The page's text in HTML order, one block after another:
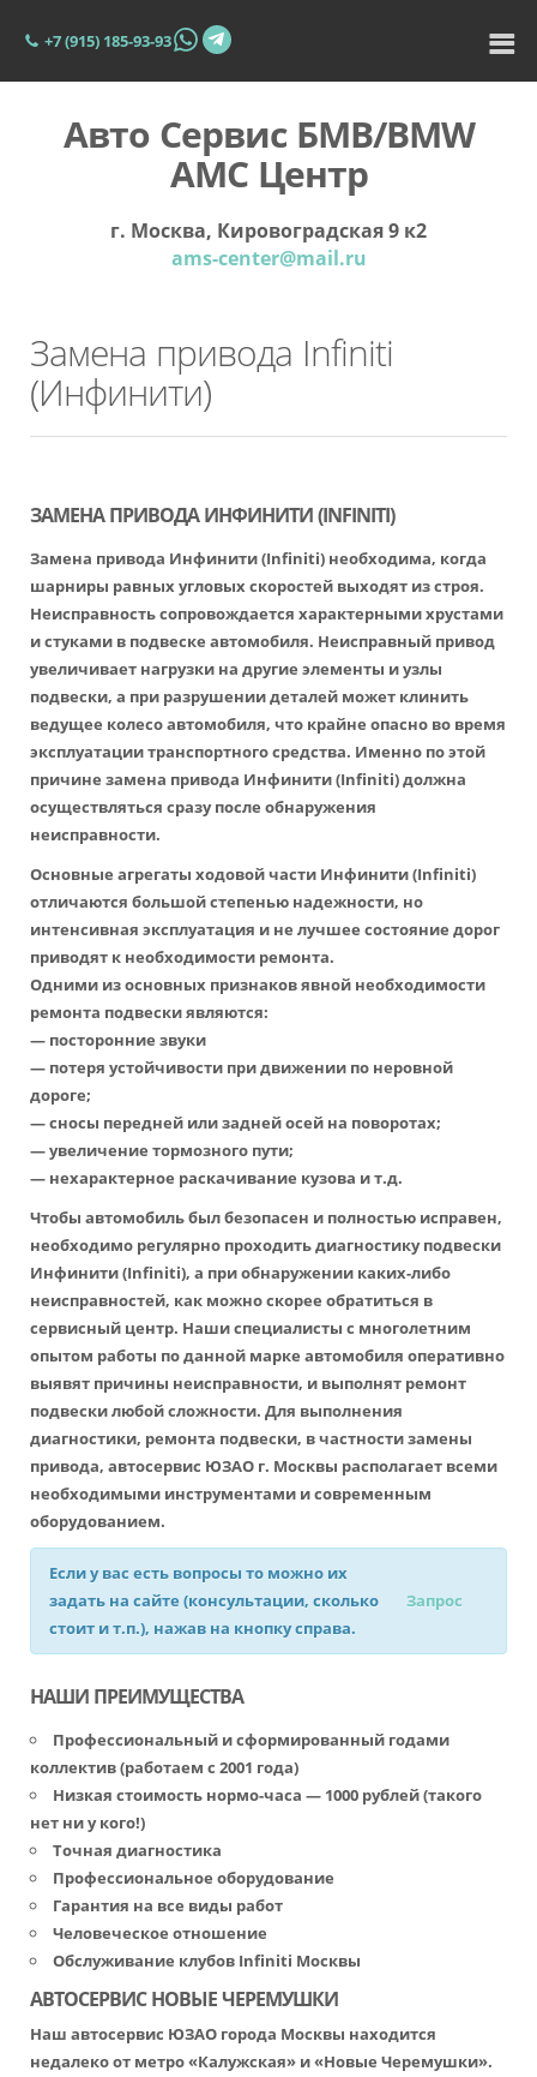
+7 (915) 185-93-93
Авто Сервис БМВ/BMW
АМС Центр
г. Москва, Кировоградская 9 к2
ams-center@mail.ru
Замена привода Infiniti
(Инфинити)
ЗАМЕНА ПРИВОДА ИНФИНИТИ (INFINITI)
Замена привода Инфинити(Infiniti) необходима, когда
шарниры равных угловых скоростей выходят из строя.
Неисправность сопровождается характерными хрустами
и стуками в подвеске автомобиля. Неисправный привод
увеличивает нагрузки на другие элементы и узлы
подвески, а при разрушении деталей может клинить
ведущее колесо автомобиля, что крайне опасно во время
эксплуатации транспортного средства. Именно по этой
причине замена привода Инфинити(Infiniti) должна
осуществляться сразу после обнаружения
неисправности.
Основные агрегаты ходовой части Инфинити (Infiniti)
отличаются большой степенью надежности, но
интенсивная эксплуатация и не лучшее состояние дорог
приводят к необходимости ремонта.
Одними из основных признаков явной необходимости
ремонта подвески являются:
— посторонние звуки
— потеря устойчивости при движении по неровной
дороге;
— сносы передней или задней осей на поворотах;
— увеличение тормозного пути;
— нехарактерное раскачивание кузова и т.д.
Чтобы автомобиль был безопасен и полностью исправен,
необходимо регулярно проходить диагностику подвески
Инфинити (Infiniti), а при обнаружении каких-либо
неисправностей, как можно скорее обратиться в
сервисный центр. Наши специалисты с многолетним
опытом работы по данной марке автомобиля оперативно
выявят причины неисправности, и выполнят ремонт
подвески любой сложности. Для выполнения
диагностики, ремонта подвески, в частности замены
привода, автосервис ЮЗАО г. Москвы располагает всеми
необходимыми инструментами и современным
оборудованием.
Если у вас есть вопросы то можно их
задать на сайте (консультации, сколько
стоит и т.п.), нажав на кнопку справа.
Запрос
НАШИ ПРЕИМУЩЕСТВА
Профессиональный и сформированный годами
коллектив (работаем с 2001 года)
Низкая стоимость нормо-часа — 1000 рублей (такого
нет ни у кого!)
Точная диагностика
Профессиональное оборудование
Гарантия на все виды работ
Человеческое отношение
Обслуживание клубов Infiniti Москвы
АВТОСЕРВИС НОВЫЕ ЧЕРЕМУШКИ
Наш автосервис ЮЗАО города Москвы находится
недалеко от метро «Калужская» и «Новые Черемушки».